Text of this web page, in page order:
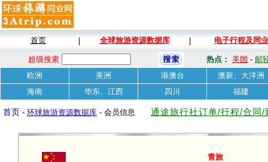
首页 全球旅游资源数据库 电子行程及同
超级搜索 热点： 美国 - 邮
欧洲
美洲 港澳台
澳新、大洋洲
海南
华东、江西 四川 福建
首页 - 环球旅游资源数据库 - 会员信息 通途旅行社订单/行程/合同/
青旅